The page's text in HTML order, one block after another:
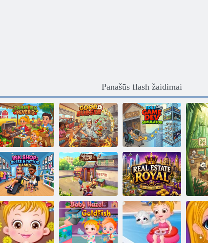
Panašūs flash žaidimai
Ūkininkavimo
karštinė 3
Geras mėsainis
Idle Game Dev
Simulator
Rašalo
parduotuvė:
suknelių ir
tatuiruočių
žaidimai
Laimingas dėdės
Wang
gyvenimas
Karališkasis
nekilnojamasis
turtas